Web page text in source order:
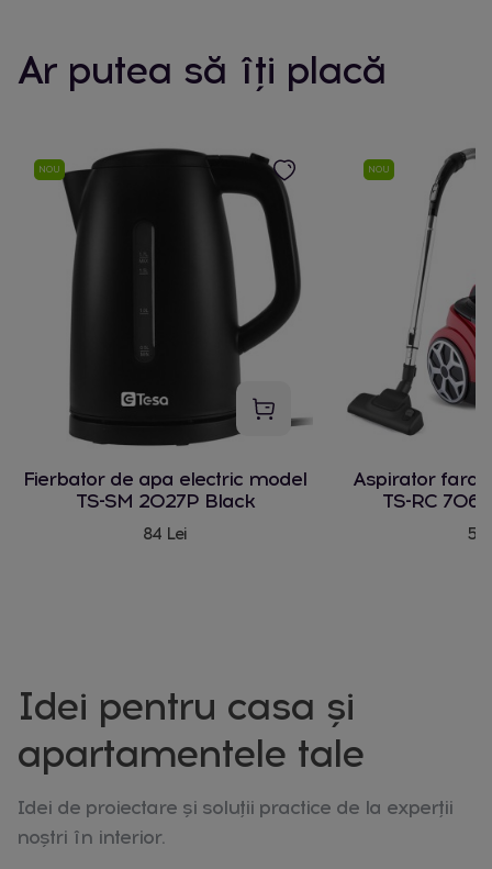
Ar putea să îți placă
NOU
Fierbator de apa electric model
TS-SM 2027P Black
84 Lei
NOU
Aspirator fara
TS-RC 706
Idei pentru casa și
apartamentele tale
Idei de proiectare și soluții practice de la experții
noștri în interior.